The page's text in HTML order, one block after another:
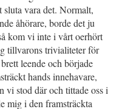
vara det. Normalt,
åhörare, borde det ju
kom vi inte i vårt oerhört
tillvarons trivialiteter för
leende och började
hands innehavare,
vi stod där och tittade oss i
mig i den framsträckta